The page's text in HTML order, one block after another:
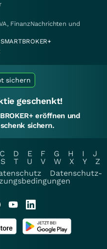
FinanzNachrichten und
SMARTBROKER+
sichern
geschenkt!
eröffnen und
sichern.
C D E F G H I
J
S T U V W X Y
Z
Datenschutz-